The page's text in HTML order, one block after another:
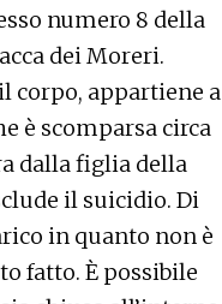
numero 8 della
dei Moreri.
corpo, appartiene a
è scomparsa circa
dalla figlia della
il suicidio. Di
in quanto non è
fatto. È possibile